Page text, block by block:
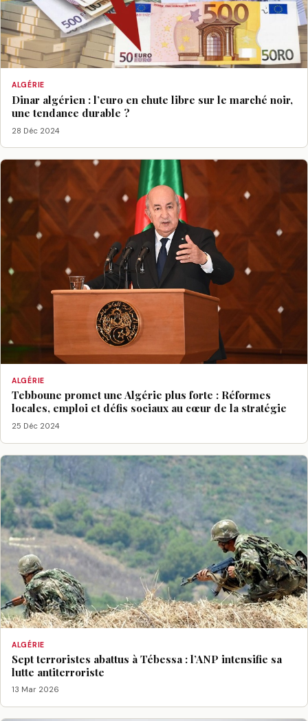
ALGÉRIE
Dinar algérien : l’euro en chute libre sur le marché noir,
une tendance durable ?
28 Déc 2024
ALGÉRIE
Tebboune promet une Algérie plus forte : Réformes
locales, emploi et défis sociaux au cœur de la stratégie
25 Déc 2024
ALGÉRIE
Sept terroristes abattus à Tébessa : l’ANP intensifie sa
lutte antiterroriste
13 Mar 2026